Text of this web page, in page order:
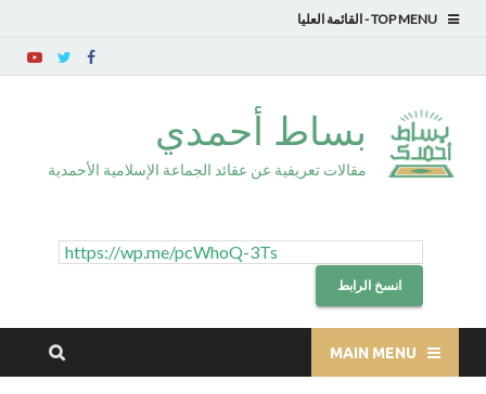
TOP MENU
بساط أحمدي
مقالات تعريفية عن عقائد الجماعة الإسلامية الأحمدية
انسخ الرابط
MAIN MENU